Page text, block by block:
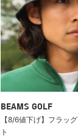
BEAMS GOLF
【8/6値下げ】フラッ
ト